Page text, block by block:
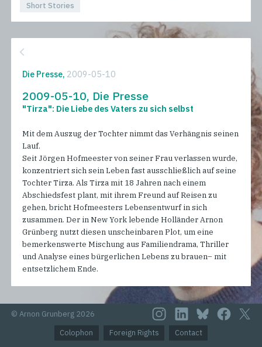
Short Stories
Die Presse, 2009-05-10
2009-05-10, Die Presse
"Tirza": Die Liebe des Vaters zu sich selbst
Mit dem Auszug der Tochter nimmt das Verhängnis seinen
Lauf.
Seit Jörgen Hofmeester von seiner Frau verlassen wurde,
konzentriert sich sein Leben fast ausschließlich auf seine
Tochter Tirza. Als Tirza mit 18 Jahren nach einem
Abschiedsfest plant, mit ihrem Freund auf Reisen zu
gehen, bricht Hofmeesters Lebensentwurf in sich
zusammen. Der in New York lebende Holländer Arnon
Grünberg nutzt diesen unscheinbaren Plot, um eine
bemerkenswerte Mischung aus Familiendrama, Thriller
und Analyse eines bürgerlichen Lebens zu brauen– mit
entsetzlichem Ende.
© Arnon Grunberg 2026
Colophon
Foreign Rights Contact